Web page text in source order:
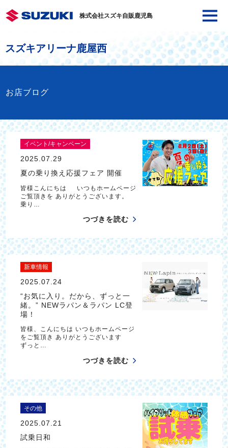
株式会社スズキ自販鹿児島
スズキアリーナ鹿屋西
お店ブログ
イベント/キャンペーン
2025.07.29
夏の乗り換え応援フェア 開催
皆様こんにちは いつもホームページ
ご覧頂きを ありがとうございます。
乗り…
つづきを読む
新車情報
2025.07.24
“お気に入り。だから、ずっと一
緒。” NEWラパン＆ラパン LC登
場！
皆様、こんにちは いつもホームページ
をご覧頂き ありがとうございます
ずっと…
つづきを読む
その他
2025.07.21
試乗日和